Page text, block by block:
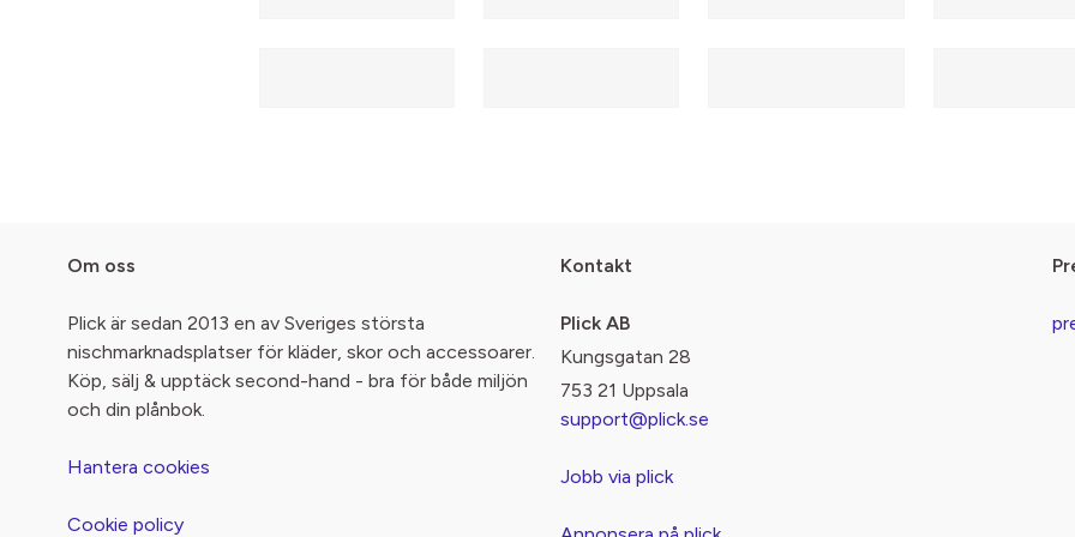
Om oss
Plick är sedan 2013 en av Sveriges största
nischmarknadsplatser för kläder, skor och accessoarer.
Köp, sälj & upptäck second-hand - bra för både miljön
och din plånbok.
Hantera cookies
Cookie policy
Kontakt
Plick AB
Kungsgatan 28
753 21 Uppsala
support@plick.se
Jobb via plick